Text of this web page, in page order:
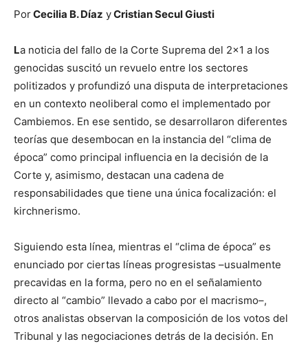
PorCecilia B. Díaz yCristian Secul Giusti
La noticia del fallo de la Corte Suprema del 2×1 a los
genocidas suscitó un revuelo entre los sectores
politizados y profundizó una disputa de interpretaciones
en un contexto neoliberal como el implementado por
Cambiemos. En ese sentido, se desarrollaron diferentes
teorías que desembocan en la instancia del “clima de
época” como principal influencia en la decisión de la
Corte y, asimismo, destacan una cadena de
responsabilidades que tiene una única focalización: el
kirchnerismo.
Siguiendo esta línea, mientras el “clima de época” es
enunciado por ciertas líneas progresistas –usualmente
precavidas en la forma, pero no en el señalamiento
directo al “cambio” llevado a cabo por el macrismo–,
otros analistas observan la composición de los votos del
Tribunal y las negociaciones detrás de la decisión. En